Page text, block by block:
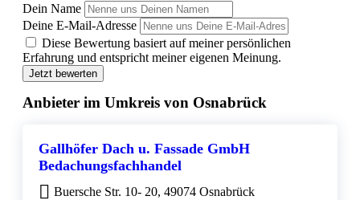
Dein Name
Deine E-Mail-Adresse
Diese Bewertung basiert auf meiner persönlichen
Erfahrung und entspricht meiner eigenen Meinung.
Jetzt bewerten
Anbieter im Umkreis von Osnabrück
Gallhöfer Dach u. Fassade GmbH
Bedachungsfachhandel
Buersche Str. 10- 20, 49074 Osnabrück